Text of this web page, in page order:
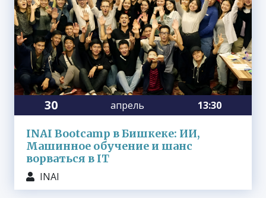
30 апрель 13:30
INAI Bootcamp в Бишкеке: ИИ,
Машинное обучение и шанс
ворваться в IT
INAI